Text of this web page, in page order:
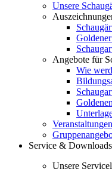
Unsere
Angebote für
Wie
Veranstaltungen
Service & Downloads
Unsere